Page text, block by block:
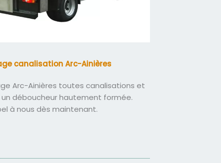
canalisation Arc-Ainières
Arc-Ainières toutes canalisations et
déboucheur hautement formée.
à nous dès maintenant.